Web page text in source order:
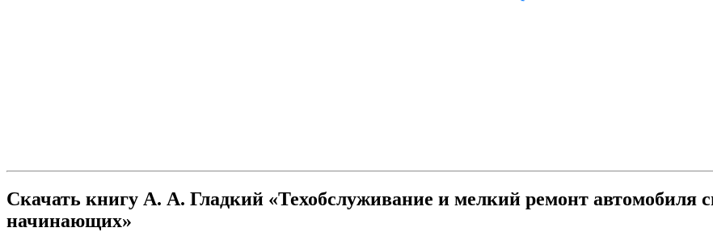
Скачать книгу А. А. Гладкий «Техобслуживание и мелкий ремонт автомобиля
начинающих»